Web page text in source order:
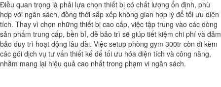
Điều quan trọng là phải lựa chọn thiết bị có chất lượng ổn định, phù
hợp với ngân sách, đồng thời sắp xếp không gian hợp lý để tối ưu diện
tích. Thay vì chọn những thiết bị cao cấp, việc tập trung vào các dòng
sản phẩm trung cấp, bền bỉ, dễ bảo trì sẽ giúp tiết kiệm chi phí và đảm
bảo duy trì hoạt động lâu dài. Việc setup phòng gym 300tr còn đi kèm
các gói dịch vụ tư vấn thiết kế để tối ưu hóa diện tích và công năng,
nhằm mang lại hiệu quả cao nhất trong phạm vi ngân sách.